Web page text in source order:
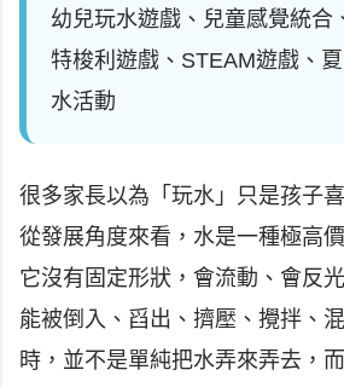
幼兒玩水遊戲、兒童感覺統合
特梭利遊戲、STEAM遊戲、
水活動
很多家長以為「玩水」只是孩子
從發展角度來看，水是一種極高
它沒有固定形狀，會流動、會反
能被倒入、舀出、擠壓、攪拌、
時，並不是單純把水弄來弄去，